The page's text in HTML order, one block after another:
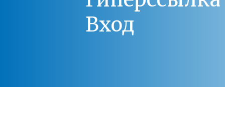
Вход